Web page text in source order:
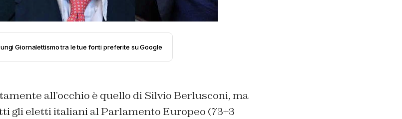
Giornalettismo tra le tue fonti preferite su Google
all’occhio è quello di Silvio Berlusconi, ma
gli eletti italiani al Parlamento Europeo (73+3